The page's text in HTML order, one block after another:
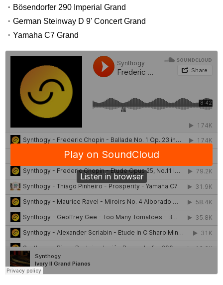
・Bösendorfer 290 Imperial Grand
・German Steinway D 9' Concert Grand
・Yamaha C7 Grand